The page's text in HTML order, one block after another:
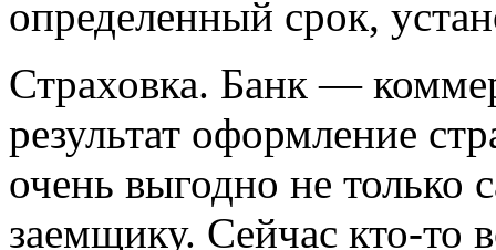
определенный срок,
Страховка. Банк —
результат оформление
очень выгодно не
заемщику. Сейчас кто-то